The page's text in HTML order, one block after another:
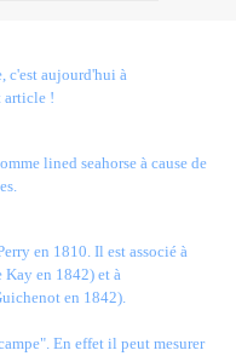
c'est aujourd'hui à
article !
lined seahorse à cause de
en 1810. Il est associé à
en 1842) et à
en 1842).
En effet il peut mesurer